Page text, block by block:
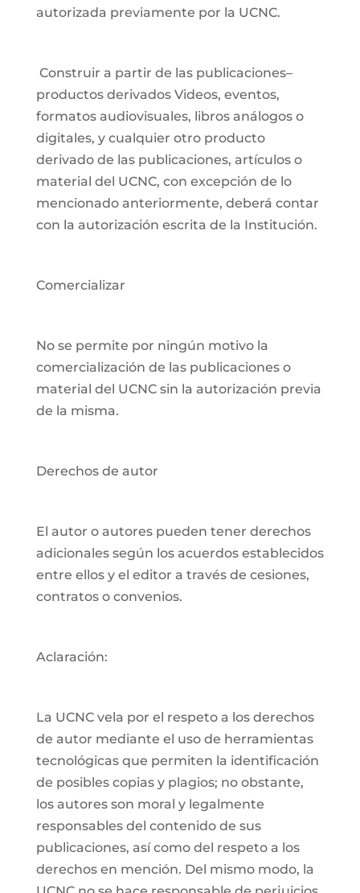
autorizada previamente por la UCNC.
Construir a partir de las publicaciones–
productos derivados Videos, eventos,
formatos audiovisuales, libros análogos o
digitales, y cualquier otro producto
derivado de las publicaciones, artículos o
material del UCNC, con excepción de lo
mencionado anteriormente, deberá contar
con la autorización escrita de la Institución.
Comercializar
No se permite por ningún motivo la
comercialización de las publicaciones o
material del UCNC sin la autorización previa
de la misma.
Derechos de autor
El autor o autores pueden tener derechos
adicionales según los acuerdos establecidos
entre ellos y el editor a través de cesiones,
contratos o convenios.
Aclaración:
La UCNC vela por el respeto a los derechos
de autor mediante el uso de herramientas
tecnológicas que permiten la identificación
de posibles copias y plagios; no obstante,
los autores son moral y legalmente
responsables del contenido de sus
publicaciones, así como del respeto a los
derechos en mención. Del mismo modo, la